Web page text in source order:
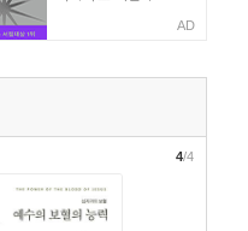
AD
4/4